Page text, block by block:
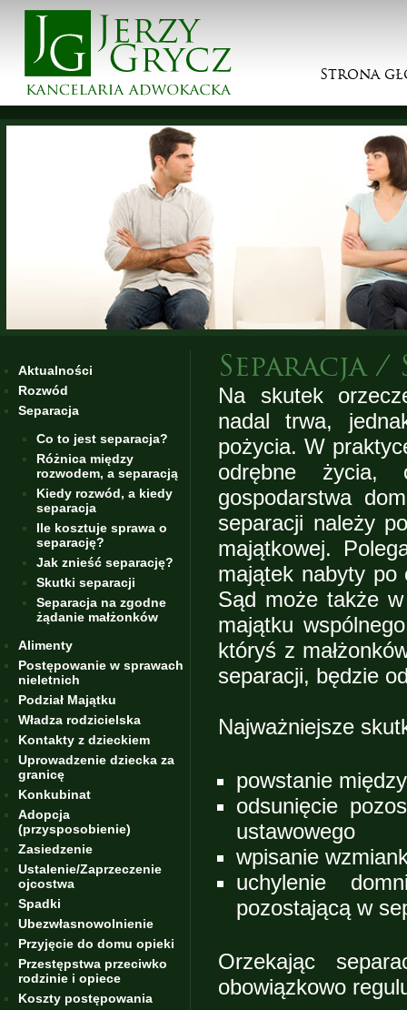
Strona
Aktualności
Rozwód
Separacja
Co to jest separacja?
Różnica między
rozwodem, a separacją
Kiedy rozwód, a kiedy
separacja
Ile kosztuje sprawa o
separację?
Jak znieść separację?
Skutki separacji
Separacja na zgodne
żądanie małżonków
Alimenty
Postępowanie w sprawach
nieletnich
Podział Majątku
Władza rodzicielska
Kontakty z dzieckiem
Uprowadzenie dziecka za
granicę
Konkubinat
Adopcja
(przysposobienie)
Zasiedzenie
Ustalenie/Zaprzeczenie
ojcostwa
Spadki
Ubezwłasnowolnienie
Przyjęcie do domu opieki
Przestępstwa przeciwko
rodzinie i opiece
Koszty postępowania
Separacja
Na skutek
nadal trwa,
pożycia. W
odrębne życia,
gospodarstwa
separacji należy
majątkowej.
majątek nabyty po
Sąd może także
majątku
któryś z
separacji, będzie
Najważniejsze
powstanie
odsunięcie
ustawowego
wpisanie
uchylenie
pozostającą w
Orzekając
obowiązkowo